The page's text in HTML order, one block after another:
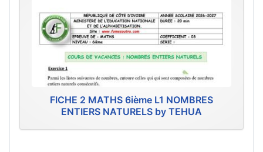
FICHE 2 MATHS 6ième L1 NOMBRES
ENTIERS NATURELS by TEHUA